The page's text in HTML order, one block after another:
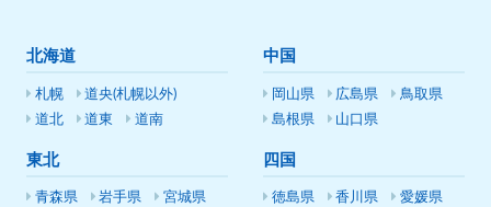
北海道
札幌
道央(札幌以外)
道北
道東 道南
東北
青森県 岩手県
宮城県
中国
岡山県 広島県
鳥取県
島根県
山口県
四国
徳島県 香川県
愛媛県